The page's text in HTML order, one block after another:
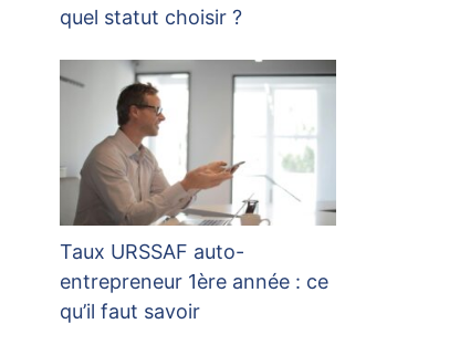
quel statut choisir ?
Taux URSSAF auto-
entrepreneur 1ère année : ce
qu’il faut savoir